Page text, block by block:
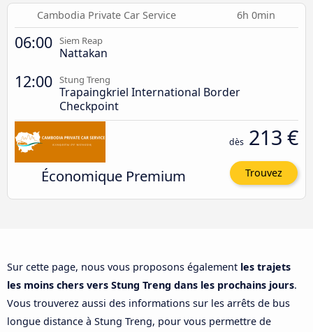
Cambodia Private Car Service 6h 0min
06:00 Siem Reap
Nattakan
12:00 Stung Treng
Trapaingkriel International Border
Checkpoint
Économique Premium
dès 213 €
Trouvez
Sur cette page, nous vous proposons également les trajets
les moins chers vers Stung Treng dans les prochains jours.
Vous trouverez aussi des informations sur les arrêts de bus
longue distance à Stung Treng, pour vous permettre de